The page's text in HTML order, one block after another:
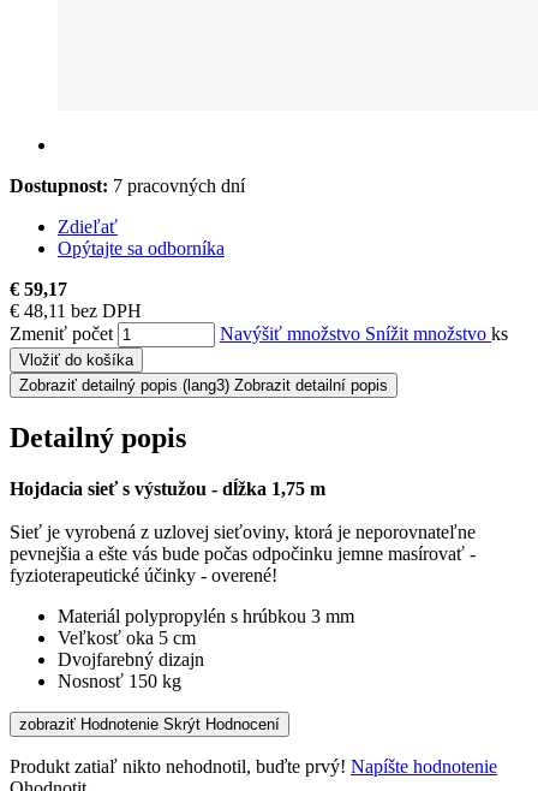
Dostupnost: 7 pracovných dní
Zdieľať
Opýtajte sa odborníka
€ 59,17
€ 48,11 bez DPH
Zmeniť počet
Navýšiť množstvo Snížit množstvo ks
Vložiť do košíka
Zobraziť detailný popis (lang3) Zobrazit detailní popis
Detailný popis
Hojdacia sieť s výstužou - dĺžka 1,75 m
Sieť je vyrobená z uzlovej sieťoviny, ktorá je neporovnateľne
pevnejšia a ešte vás bude počas odpočinku jemne masírovať -
fyzioterapeutické účinky - overené!
Materiál polypropylén s hrúbkou 3 mm
Veľkosť oka 5 cm
Dvojfarebný dizajn
Nosnosť 150 kg
zobraziť Hodnotenie Skrýt Hodnocení
Produkt zatiaľ nikto nehodnotil, buďte prvý! Napíšte hodnotenie